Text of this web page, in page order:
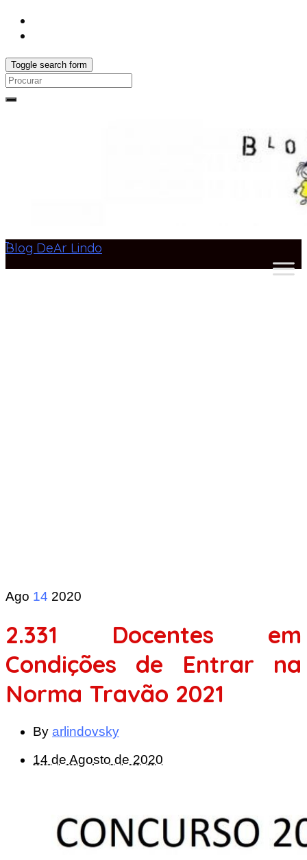
Toggle search form
Search
Blog DeAr Lindo
Ago 14 2020
2.331 Docentes em
Condições de Entrar na
Norma Travão 2021
By arlindovsky
14 de Agosto de 2020